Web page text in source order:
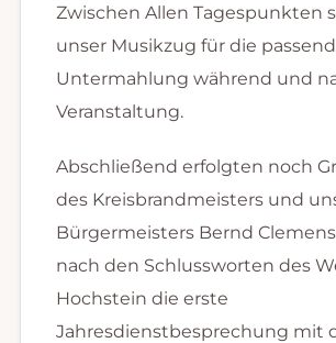
Zwischen Allen Tagespunkten
unser Musikzug für die
Untermahlung während und
Veranstaltung.
Abschließend erfolgten noch
des Kreisbrandmeisters und
Bürgermeisters Bernd
nach den Schlussworten des
Hochstein die erste
Jahresdienstbesprechung mit